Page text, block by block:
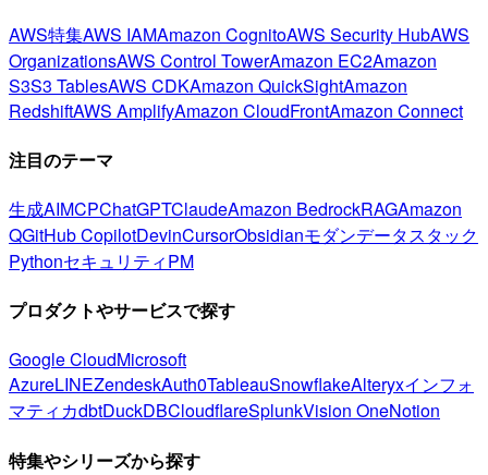
AWS特集AWS IAMAmazon CognitoAWS Security HubAWS
OrganizationsAWS Control TowerAmazon EC2Amazon
S3S3 TablesAWS CDKAmazon QuickSightAmazon
RedshiftAWS AmplifyAmazon CloudFrontAmazon Connect
注目のテーマ
生成AIMCPChatGPTClaudeAmazon BedrockRAGAmazon
QGitHub CopilotDevinCursorObsidianモダンデータスタック
PythonセキュリティPM
プロダクトやサービスで探す
Google CloudMicrosoft
AzureLINEZendeskAuth0TableauSnowflakeAlteryxインフォ
マティカdbtDuckDBCloudflareSplunkVision OneNotion
特集やシリーズから探す